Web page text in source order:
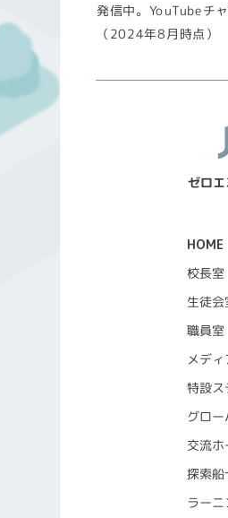
発信中。YouTubeチ
（2024年8月時点）
ゼロ
HOME
校長室
生徒会
職員室
メデ
特設ス
グロ
交流ホ
探索船
ラー